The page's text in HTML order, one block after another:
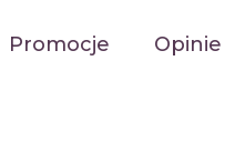
Promocje Opinie